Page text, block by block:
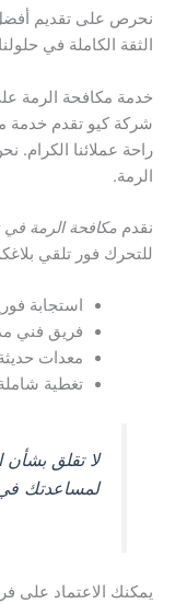
نحرص على تقديم
الثقة الكاملة في
خدمة مكافحة الرمة
شركة كيو تقدم خدمة
راحة عملائنا الكرام.
الرمة.
نقدم مكافحة الرمة
للتحرك فور تلقي
استجابة
فريق فني
معدات
تغطية
لا تقلق
لمساعدتك
يمكنك الاعتماد على